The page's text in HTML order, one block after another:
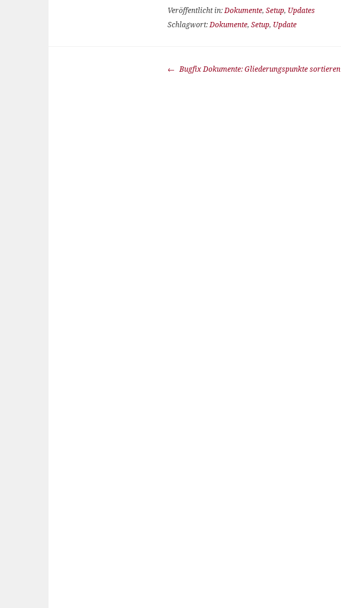
Veröffentlicht in:Dokumente, Setup, Updates
Schlagwort:Dokumente, Setup, Update
Bugfix Dokumente: Gliederungspunkte sortieren